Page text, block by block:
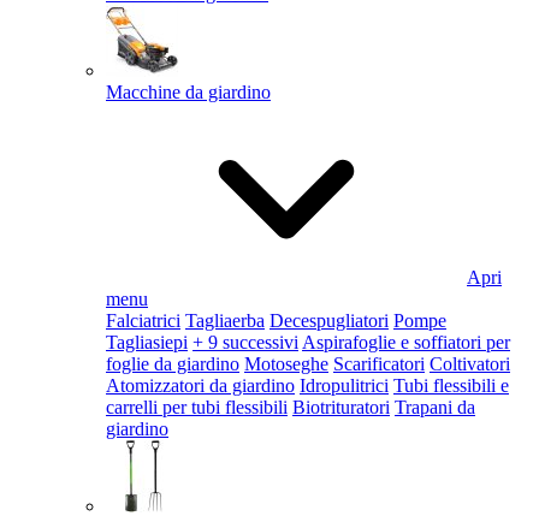
Macchine da giardino
Apri
menu
Falciatrici Tagliaerba Decespugliatori Pompe
Tagliasiepi + 9 successivi Aspirafoglie e soffiatori per
foglie da giardino Motoseghe Scarificatori Coltivatori
Atomizzatori da giardino Idropulitrici Tubi flessibili e
carrelli per tubi flessibili Biotrituratori Trapani da
giardino